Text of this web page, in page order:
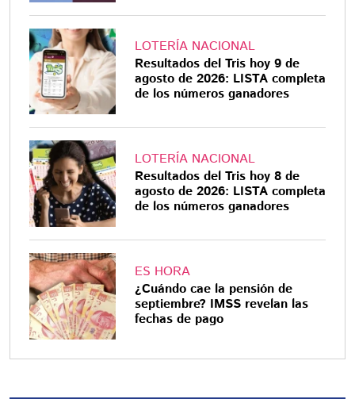
LOTERÍA NACIONAL
Resultados del Tris hoy 9 de
agosto de 2026: LISTA completa
de los números ganadores
LOTERÍA NACIONAL
Resultados del Tris hoy 8 de
agosto de 2026: LISTA completa
de los números ganadores
ES HORA
¿Cuándo cae la pensión de
septiembre? IMSS revelan las
fechas de pago